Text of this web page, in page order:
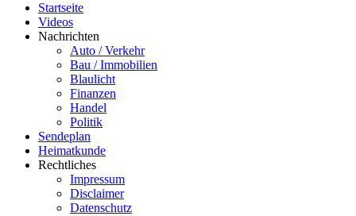
Startseite
Videos
Nachrichten
Auto / Verkehr
Bau / Immobilien
Blaulicht
Finanzen
Handel
Politik
Sendeplan
Heimatkunde
Rechtliches
Impressum
Disclaimer
Datenschutz